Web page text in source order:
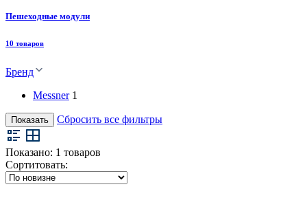
Пешеходные модули
10 товаров
Бренд
Messner 1
Показать Сбросить все фильтры
Показано: 1 товаров
Сортитовать: